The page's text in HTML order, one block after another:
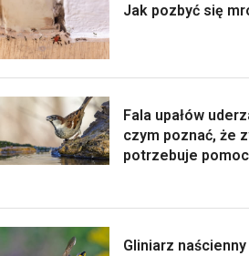
Jak pozbyć się
Fala upałów
czym poznać, że
potrzebuje
Gliniarz